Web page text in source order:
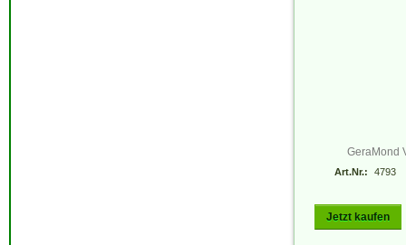
GeraMond
Art.Nr.: 4793
Jetzt kaufen